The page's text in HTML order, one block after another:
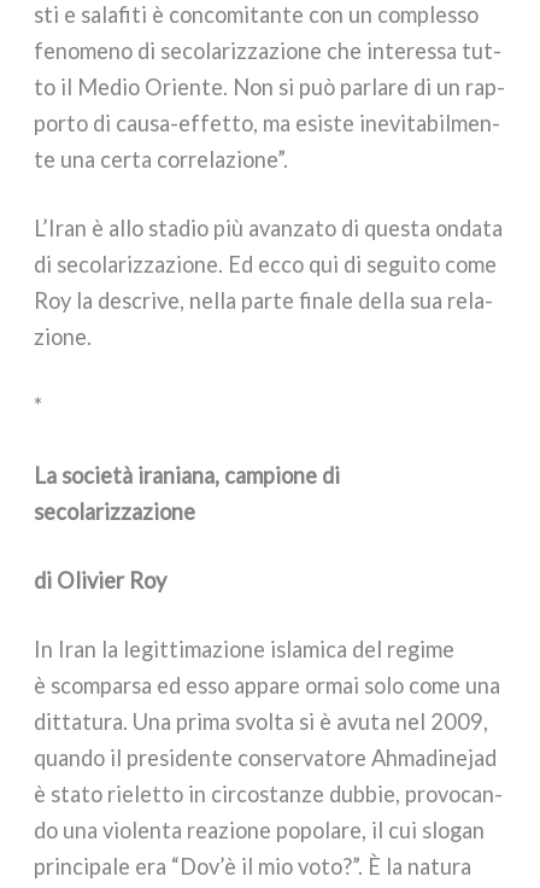
sti e sala­fi­ti è con­co­mi­tan­te con un com­ples­so
feno­me­no di seco­la­riz­za­zio­ne che inte­res­sa tut­
to il Medio Oriente. Non si può par­la­re di un rap­
por­to di causa-effetto, ma esi­ste ine­vi­ta­bil­men­
te una cer­ta cor­re­la­zio­ne”.
L’Iran è allo sta­dio più avan­za­to di que­sta onda­ta
di seco­la­riz­za­zio­ne. Ed ecco qui di segui­to come
Roy la descri­ve, nel­la par­te fina­le del­la sua rela­
zio­ne.
*
La società iraniana, campione di
secolarizzazione
di Olivier Roy
In Iran la legit­ti­ma­zio­ne isla­mi­ca del regi­me
è scom­par­sa ed esso appa­re ormai solo come una
dit­ta­tu­ra. Una pri­ma svol­ta si è avu­ta nel 2009,
quan­do il pre­si­den­te con­ser­va­to­re Ahmadinejad
è sta­to rie­let­to in cir­co­stan­ze dub­bie, pro­vo­can­
do una vio­len­ta rea­zio­ne popo­la­re, il cui slo­gan
prin­ci­pa­le era “Dov’è il mio voto?”. È la natu­ra